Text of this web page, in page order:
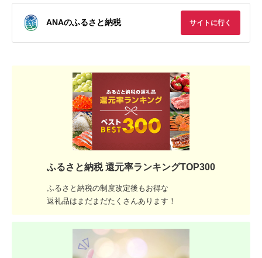
ANAのふるさと納税 サイトに行く
ふるさと納税 還元率ランキングTOP300
ふるさと納税の制度改定後もお得な
返礼品はまだまだたくさんあります！